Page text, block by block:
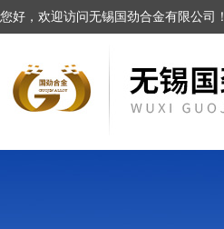
您好，欢迎访问无锡国劲合金有限公司！